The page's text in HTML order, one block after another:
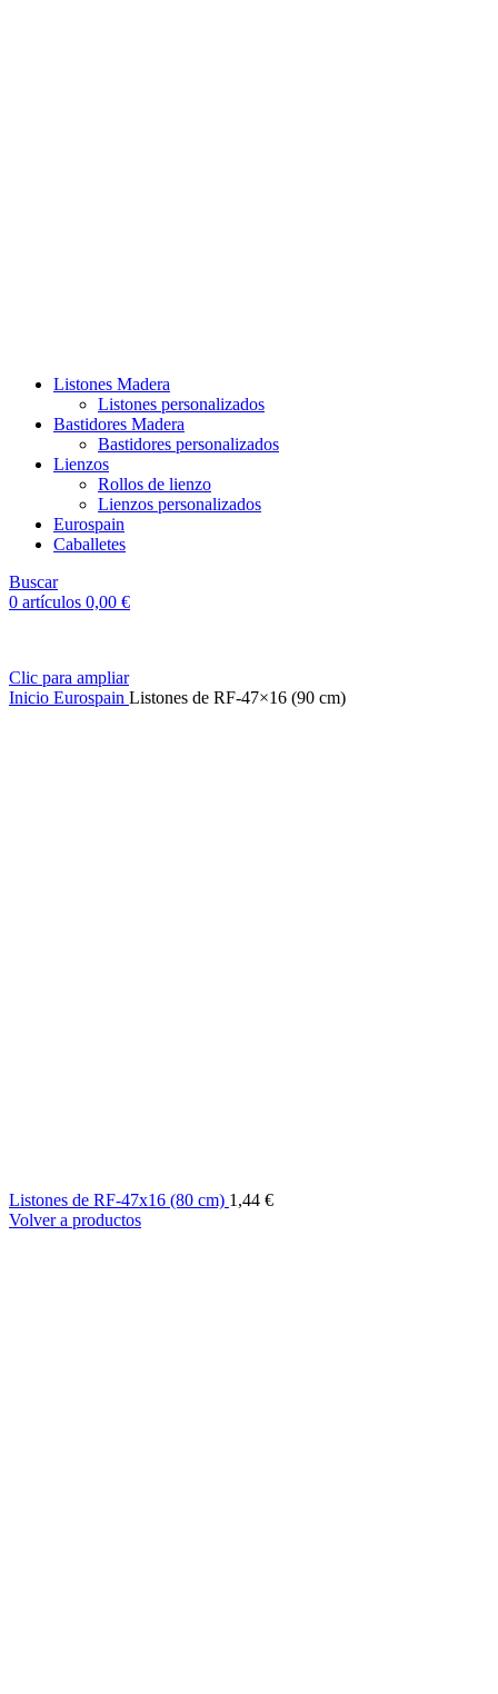
Listones Madera
Listones personalizados
Bastidores Madera
Bastidores personalizados
Lienzos
Rollos de lienzo
Lienzos personalizados
Eurospain
Caballetes
Buscar
0 artículos 0,00 €
Clic para ampliar
Inicio Eurospain Listones de RF-47×16 (90 cm)
Listones de RF-47x16 (80 cm) 1,44 €
Volver a productos